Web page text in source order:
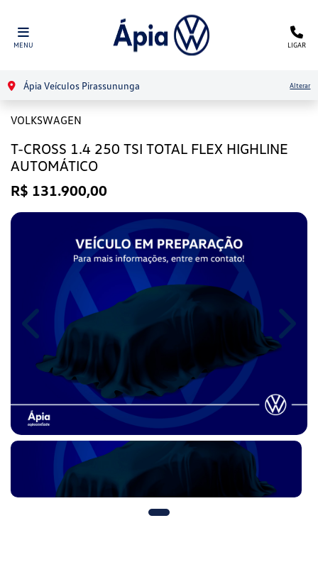
MENU LIGAR
Ápia Veículos Pirassununga Alterar
VOLKSWAGEN
T-CROSS 1.4 250 TSI TOTAL FLEX HIGHLINE
AUTOMÁTICO
R$ 131.900,00
Previous Next